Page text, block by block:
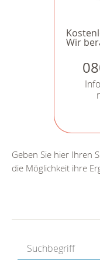
Wir
Geben Sie hier Ihren
die Möglichkeit ihre